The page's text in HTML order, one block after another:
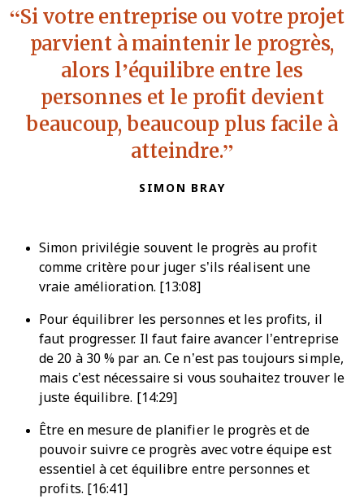
Si votre entreprise ou votre projet
parvient à maintenir le progrès,
alors l’équilibre entre les
personnes et le profit devient
beaucoup, beaucoup plus facile à
atteindre.
SIMON BRAY
Simon privilégie souvent le progrès au profit
comme critère pour juger s’ils réalisent une
vraie amélioration. [13:08]
Pour équilibrer les personnes et les profits, il
faut progresser. Il faut faire avancer l’entreprise
de 20 à 30 % par an. Ce n’est pas toujours simple,
mais c’est nécessaire si vous souhaitez trouver le
juste équilibre. [14:29]
Être en mesure de planifier le progrès et de
pouvoir suivre ce progrès avec votre équipe est
essentiel à cet équilibre entre personnes et
profits. [16:41]